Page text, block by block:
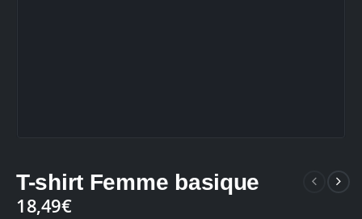
T-shirt Femme basique
18,49€